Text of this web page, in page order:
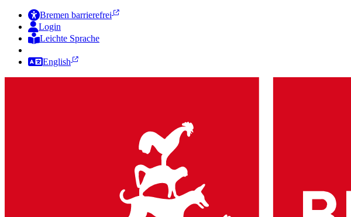
Bremen barrierefrei
Login
Leichte Sprache
English